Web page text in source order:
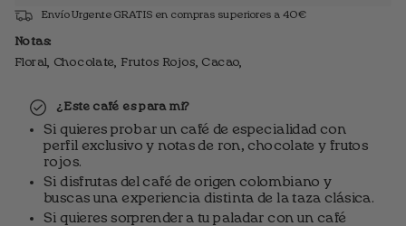
Envío Urgente GRATIS en compras superiores a 40€
Notas:
Floral, Chocolate, Frutos Rojos, Cacao,
¿Este café es para mi?
Si quieres probar un café de especialidad con
perfil exclusivo y notas de ron, chocolate y frutos
rojos.
Si disfrutas del café de origen colombiano y
buscas una experiencia distinta de la taza clásica.
Si quieres sorprender a tu paladar con un café